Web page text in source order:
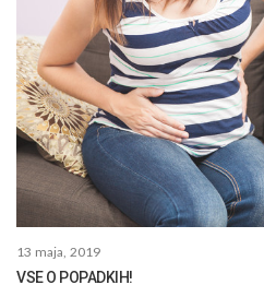
13 maja, 2019
VSE O POPADKIH!